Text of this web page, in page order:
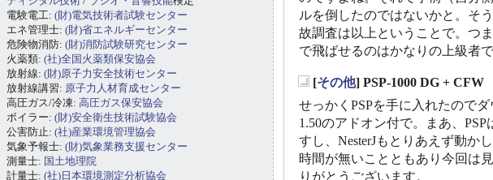
ルを倒したのではないかと。そ
故調査は以上ということで。つ
で飛ばせるのはかなりの上級者
[その他] PSP-1000 DG + CFW
せっかくPSPを手に入れたので
1.50のアドオン付で。まあ、
すし、NesterJもとりあえず動か
時間が無いことともあり今回は
りがとうございます。
電験電工: (財)電気技術者試験センター
エネ管理士: (財)省エネルギーセンター
危険物消防: (財)消防試験研究センター
火薬類: (社)全国火薬類保安協会
放射線: (財)原子力安全技術センター
放射線講習: 原子力人材育成センター
高圧ガス/冷凍: 高圧ガス保安協会
ボイラー: (財)安全衛生技術試験協会
公害防止: (社)産業環境管理協会
気象予報士: (財)気象業務支援センター
測量士: 国土地理院
計量士: (社)日本環境測定分析協会